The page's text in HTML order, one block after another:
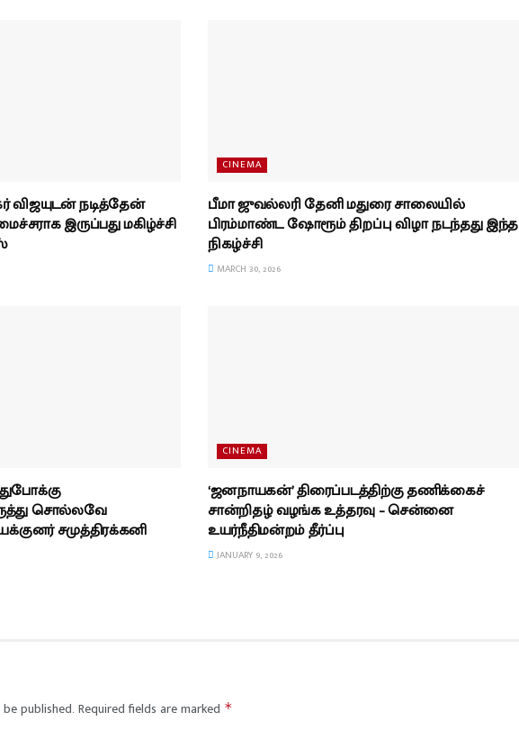
விஜயுடன் நடித்தேன்
இருப்பது மகிழ்ச்சி
CINEMA
பீமா ஜுவல்லரி தேனி மதுரை சாலையில்
பிரம்மாண்ட ஷோரூம் திறப்பு விழா நடந்தது இந்த
நிகழ்ச்சி
MARCH 30, 2026
சொல்லவே
சமுத்திரக்கனி
CINEMA
‘ஜனநாயகன்’ திரைப்படத்திற்கு தணிக்கைச்
சான்றிதழ் வழங்க உத்தரவு – சென்னை
உயர்நீதிமன்றம் தீர்ப்பு
JANUARY 9, 2026
published. Required fields are marked *